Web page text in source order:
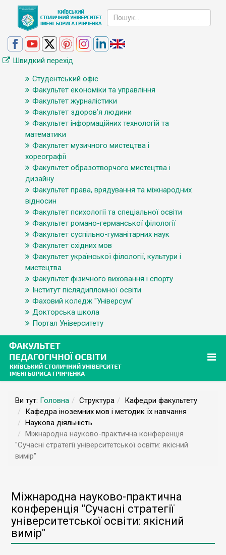
Швидкий перехід
Студентський офіс
Факультет економіки та управління
Факультет журналістики
Факультет здоров’я людини
Факультет інформаційних технологій та
математики
Факультет музичного мистецтва і
хореографії
Факультет образотворчого мистецтва і
дизайну
Факультет права, врядування та міжнародних
відносин
Факультет психології та спеціальної освіти
Факультет романо-германської філології
Факультет суспільно-гуманітарних наук
Факультет східних мов
Факультет української філології, культури і
мистецтва
Факультет фізичного виховання і спорту
Інститут післядипломної освіти
Фаховий коледж "Універсум"
Докторська школа
Портал Університету
Ви тут: Головна Структура
Кафедри факультету
Кафедра іноземних мов і методик їх навчання
Наукова діяльність
Міжнародна науково-практична конференція
"Сучасні стратегії університетської освіти: якісний
вимір"
Міжнародна науково-практична
конференція "Сучасні стратегії
університетської освіти: якісний
вимір"